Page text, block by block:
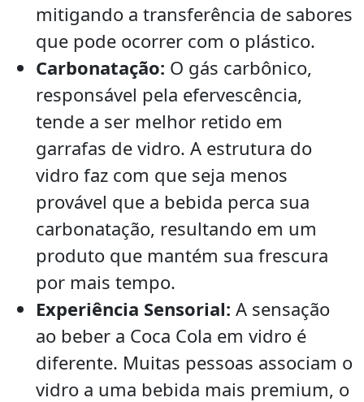
mitigando a transferência de sabores
que pode ocorrer com o plástico.
Carbonatação: O gás carbônico,
responsável pela efervescência,
tende a ser melhor retido em
garrafas de vidro. A estrutura do
vidro faz com que seja menos
provável que a bebida perca sua
carbonatação, resultando em um
produto que mantém sua frescura
por mais tempo.
Experiência Sensorial: A sensação
ao beber a Coca Cola em vidro é
diferente. Muitas pessoas associam o
vidro a uma bebida mais premium, o